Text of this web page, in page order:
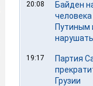
20:08
Байден
Путиным
нарушать
19:17
Партия
Грузии